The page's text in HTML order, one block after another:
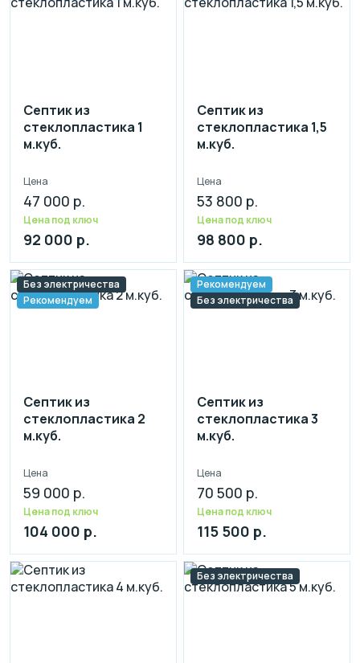
Септик из
стеклопластика 1
м.куб.
Цена
47 000 р.
Цена под ключ
92 000 р.
Септик из
стеклопластика 1,5
м.куб.
Цена
53 800 р.
Цена под ключ
98 800 р.
Без электричества
Рекомендуем
Септик из
стеклопластика 2
м.куб.
Цена
59 000 р.
Цена под ключ
104 000 р.
Рекомендуем
Без электричества
Септик из
стеклопластика 3
м.куб.
Цена
70 500 р.
Цена под ключ
115 500 р.
Без электричества